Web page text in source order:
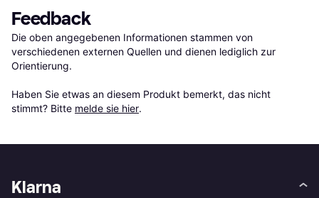
Feedback
Die oben angegebenen Informationen stammen von
verschiedenen externen Quellen und dienen lediglich zur
Orientierung.
Haben Sie etwas an diesem Produkt bemerkt, das nicht
stimmt? Bitte melde sie hier.
Klarna